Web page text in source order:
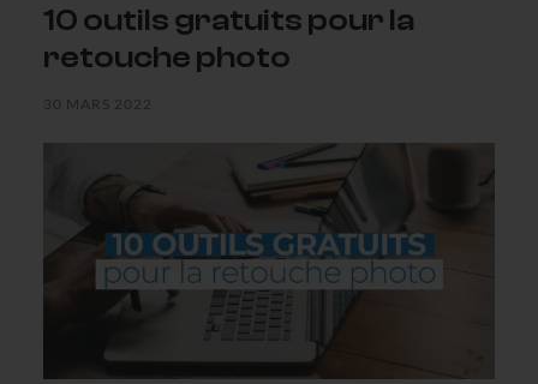
10 outils gratuits pour la
retouche photo
30 MARS 2022